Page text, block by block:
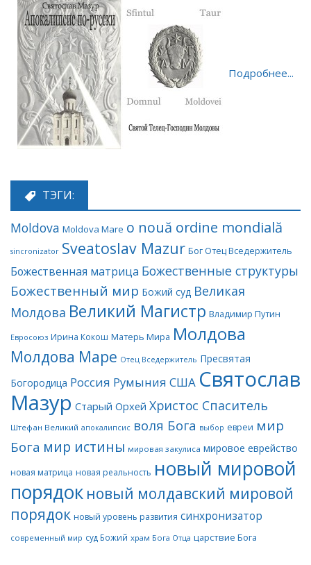
Подробнее...
ТЭГИ:
Moldova Moldova Mare o nouă ordine mondială
sincronizator Sveatoslav Mazur Бог Отец Вседержитель
Божественная матрица Божественные структуры
Божественный мир Божий суд Великая
Молдова Великий Магистр Владимир Путин
Евросоюз Ирина Кокош Матерь Мира Молдова
Молдова Маре Отец Вседержитель Пресвятая
Богородица Россия Румыния США Святослав
Мазур Старый Орхей Христос Спаситель
Штефан Великий апокалипсис воля Бога выбор евреи мир
Бога мир истины мировая закулиса мировое еврейство
новая матрица новая реальность новый мировой
порядок новый молдавский мировой
порядок новый уровень развития синхронизатор
современный мир суд Божий храм Бога Отца царствие Бога